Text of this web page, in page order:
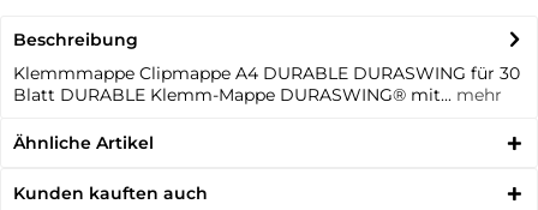
Beschreibung
Klemmmappe Clipmappe A4 DURABLE DURASWING für 30
Blatt DURABLE Klemm-Mappe DURASWING® mit... mehr
Ähnliche Artikel
Kunden kauften auch